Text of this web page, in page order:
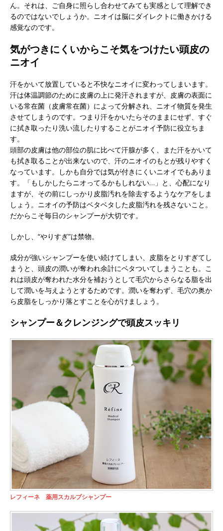
ん。それは、ご自身に照らし合わせてみても実感として理解でき
るのではないでしょうか。ニオイは脳にダイレクトに働きかける
感覚なのです。
気がつきにくいからこそ気をつけたい頭皮の
ニオイ
汗をかいて放置していると不快なニオイに変わってしまいます。
汗は体温調節のために皮膚の上に発汗されますが、皮膚の表面に
いる常在菌（皮膚常在菌）によって分解され、ニオイ物質を発生
させてしまうのです。つまり汗をかいたらそのままにせず、すぐ
に拭き取ったり洗い流したりすることがニオイ予防に役立ちま
す。
頭部の皮膚は他の部位の肌に比べて汗腺が多く、また汗をかいて
も拭き取ることが出来ないので、汗のニオイのもとが残りやすく
なっています。しかも自分では気が付きにくいニオイでもありま
す。「もしかしたらニオってるかもしれない…」と、心配になり
ますが、その前にしっかり皮脂汚れを除去するようなケアをしま
しょう。ニオイの予防はベタベタした皮脂汚れを残さないこと。
だからこそ毎日のシャンプーが大切です。
しかし、“やりすぎ”は禁物。
成分が強いシャンプーを使い続けてしまい、皮脂をとりすぎてし
まうと、頭皮の潤いが奪われ余計にベタついてしまうことも。こ
れは頭皮が奪われた水分を補おうとして毛穴からさらなる脂を出
して潤いを与えようとするためです。潤いを奪わず、毛穴の奥か
ら皮脂をしっかり落とすことを心がけましょう。
シャンプー＆クレンジングで頭皮スッキリ
レフィーネ 薬用スカルプシャンプー